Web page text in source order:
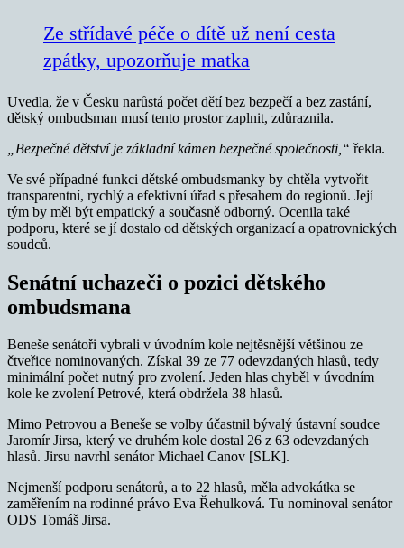
Ze střídavé péče o dítě už není cesta
zpátky, upozorňuje matka
Uvedla, že v Česku narůstá počet dětí bez bezpečí a bez zastání,
dětský ombudsman musí tento prostor zaplnit, zdůraznila.
„Bezpečné dětství je základní kámen bezpečné společnosti,“ řekla.
Ve své případné funkci dětské ombudsmanky by chtěla vytvořit
transparentní, rychlý a efektivní úřad s přesahem do regionů. Její
tým by měl být empatický a současně odborný. Ocenila také
podporu, které se jí dostalo od dětských organizací a opatrovnických
soudců.
Senátní uchazeči o pozici dětského
ombudsmana
Beneše senátoři vybrali v úvodním kole nejtěsnější většinou ze
čtveřice nominovaných. Získal 39 ze 77 odevzdaných hlasů, tedy
minimální počet nutný pro zvolení. Jeden hlas chyběl v úvodním
kole ke zvolení Petrové, která obdržela 38 hlasů.
Mimo Petrovou a Beneše se volby účastnil bývalý ústavní soudce
Jaromír Jirsa, který ve druhém kole dostal 26 z 63 odevzdaných
hlasů. Jirsu navrhl senátor Michael Canov [SLK].
Nejmenší podporu senátorů, a to 22 hlasů, měla advokátka se
zaměřením na rodinné právo Eva Řehulková. Tu nominoval senátor
ODS Tomáš Jirsa.